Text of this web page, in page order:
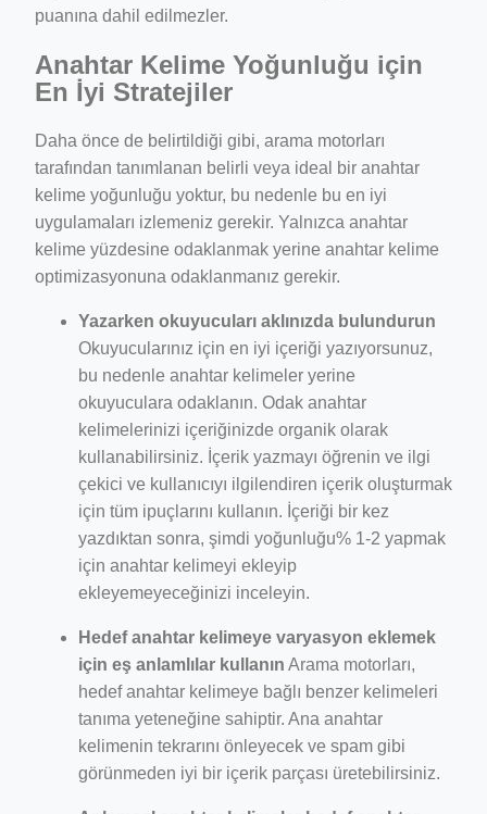
puanına dahil edilmezler.
Anahtar Kelime Yoğunluğu için
En İyi Stratejiler
Daha önce de belirtildiği gibi, arama motorları
tarafından tanımlanan belirli veya ideal bir anahtar
kelime yoğunluğu yoktur, bu nedenle bu en iyi
uygulamaları izlemeniz gerekir. Yalnızca anahtar
kelime yüzdesine odaklanmak yerine anahtar kelime
optimizasyonuna odaklanmanız gerekir.
Yazarken okuyucuları aklınızda bulundurun
Okuyucularınız için en iyi içeriği yazıyorsunuz,
bu nedenle anahtar kelimeler yerine
okuyuculara odaklanın. Odak anahtar
kelimelerinizi içeriğinizde organik olarak
kullanabilirsiniz. İçerik yazmayı öğrenin ve ilgi
çekici ve kullanıcıyı ilgilendiren içerik oluşturmak
için tüm ipuçlarını kullanın. İçeriği bir kez
yazdıktan sonra, şimdi yoğunluğu% 1-2 yapmak
için anahtar kelimeyi ekleyip
ekleyemeyeceğinizi inceleyin.
Hedef anahtar kelimeye varyasyon eklemek
için eş anlamlılar kullanın Arama motorları,
hedef anahtar kelimeye bağlı benzer kelimeleri
tanıma yeteneğine sahiptir. Ana anahtar
kelimenin tekrarını önleyecek ve spam gibi
görünmeden iyi bir içerik parçası üretebilirsiniz.